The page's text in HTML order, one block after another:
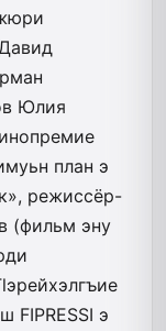
Юлия
план э
режиссёр-
(фильм эну
FIPRESSI э